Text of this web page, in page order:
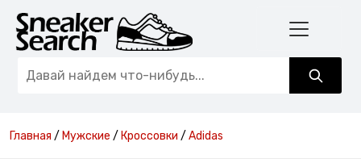
Главная / Мужские / Кроссовки / Adidas